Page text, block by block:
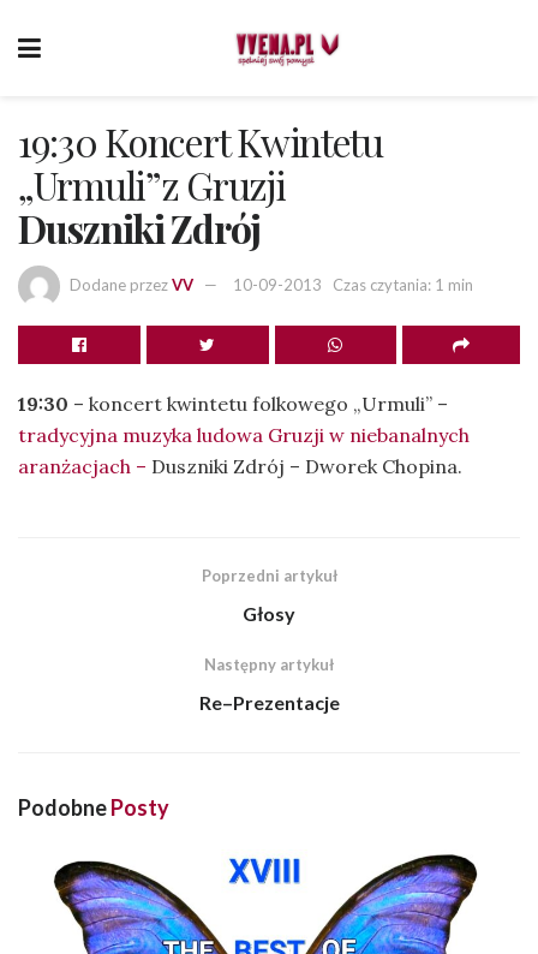
19:30 Koncert Kwintetu
„Urmuli”z Gruzji
Duszniki Zdrój
Dodane przezVV 10-09-2013 Czas czytania: 1 min
19:30 – koncert kwintetu folkowego „Urmuli” –
tradycyjna muzyka ludowa Gruzji w niebanalnych
aranżacjach – Duszniki Zdrój – Dworek Chopina.
Poprzedni artykuł
Głosy
Następny artykuł
Re–Prezentacje
PodobnePosty